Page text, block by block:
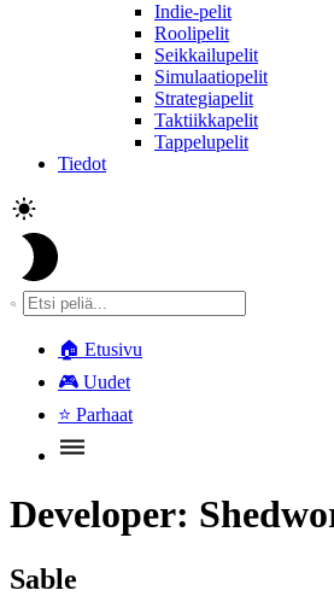
Indie-pelit
Roolipelit
Seikkailupelit
Simulaatiopelit
Strategiapelit
Taktiikkapelit
Tappelupelit
Tiedot
🏠 Etusivu
🎮 Uudet
⭐ Parhaat
Developer:
Sable